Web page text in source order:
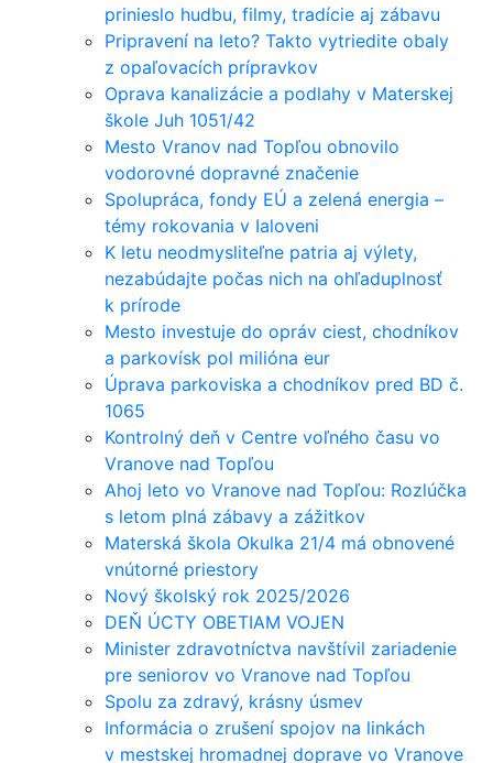
prinieslo hudbu, filmy, tradície aj zábavu
Pripravení na leto? Takto vytriedite obaly
z opaľovacích prípravkov
Oprava kanalizácie a podlahy v Materskej
škole Juh 1051/42
Mesto Vranov nad Topľou obnovilo
vodorovné dopravné značenie
Spolupráca, fondy EÚ a zelená energia –
témy rokovania v Ialoveni
K letu neodmysliteľne patria aj výlety,
nezabúdajte počas nich na ohľaduplnosť
k prírode
Mesto investuje do opráv ciest, chodníkov
a parkovísk pol milióna eur
Úprava parkoviska a chodníkov pred BD č.
1065
Kontrolný deň v Centre voľného času vo
Vranove nad Topľou
Ahoj leto vo Vranove nad Topľou: Rozlúčka
s letom plná zábavy a zážitkov
Materská škola Okulka 21/4 má obnovené
vnútorné priestory
Nový školský rok 2025/2026
DEŇ ÚCTY OBETIAM VOJEN
Minister zdravotníctva navštívil zariadenie
pre seniorov vo Vranove nad Topľou
Spolu za zdravý, krásny úsmev
Informácia o zrušení spojov na linkách
v mestskej hromadnej doprave vo Vranove